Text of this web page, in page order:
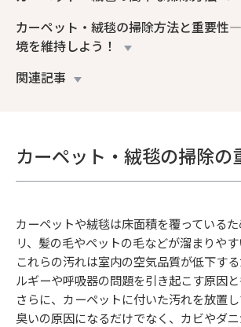
カーペット・絨毯の掃除方法と重要性
境を維持しよう！
関連記事
カーペット・絨毯の掃除の
カーペットや絨毯は床面積を覆っている
リ、髪の毛やペットの毛などが溜まりやす
これらの汚れは室内の空気品質が低下す
ルギーや呼吸器の問題を引き起こす原因と
さらに、カーペットに付いた汚れを放置
臭いの原因になるだけでなく、カビやダ